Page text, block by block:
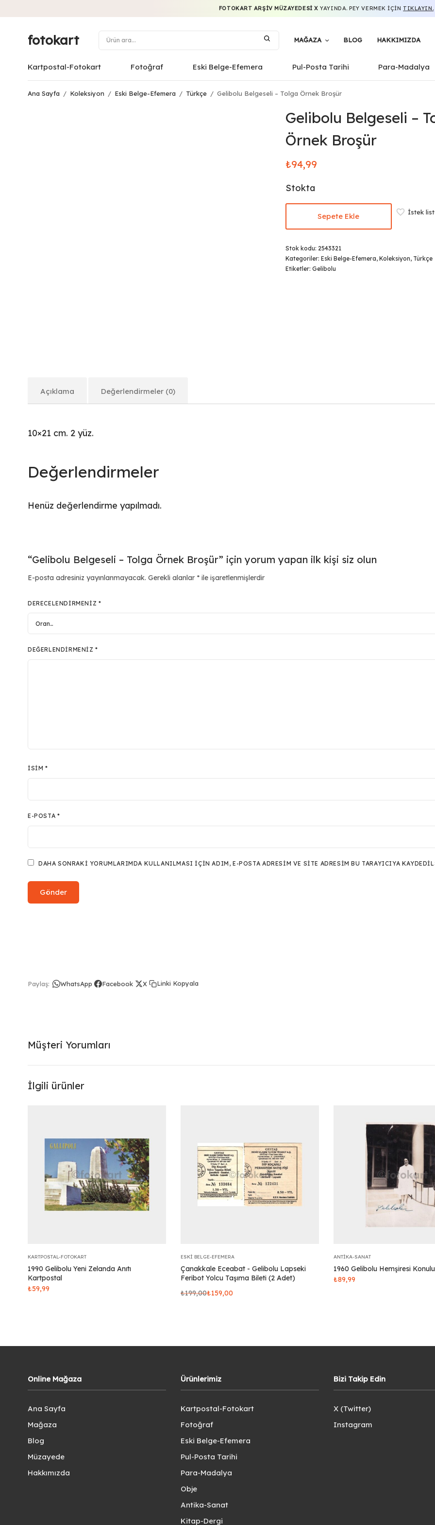
FOTOKART ARŞIV MÜZAYEDESI X YAYINDA. PEY VERMEK IÇIN TIKLAYIN.
fotokart MAĞAZA BLOG HAKKIMIZDA
Kartpostal-Fotokart Fotoğraf Eski Belge-Efemera Pul-Posta Tarihi Para-Madalya
Ana Sayfa / Koleksiyon / Eski Belge-Efemera / Türkçe / Gelibolu Belgeseli – Tolga Örnek Broşür
Gelibolu Belgeseli –
Örnek Broşür
₺94,99
Stokta
Sepete Ekle İstek
Stok kodu: 2543321
Kategoriler: Eski Belge-Efemera, Koleksiyon, Türkçe
Etiketler: Gelibolu
Açıklama Değerlendirmeler (0)
10×21 cm. 2 yüz.
Değerlendirmeler
Henüz değerlendirme yapılmadı.
“Gelibolu Belgeseli – Tolga Örnek Broşür” için yorum yapan ilk kişi siz olun
E-posta adresiniz yayınlanmayacak. Gerekli alanlar * ile işaretlenmişlerdir
DERECELENDIRMENIZ *
DEĞERLENDIRMENIZ*
İSIM*
E-POSTA *
DAHA SONRAKI YORUMLARIMDA KULLANILMASI IÇIN ADIM, E-POSTA ADRESIM VE SITE ADRESIM BU TARAYICIYA
Paylaş: WhatsApp Facebook X Linki Kopyala
Müşteri Yorumları
İlgili ürünler
KARTPOSTAL-FOTOKART
1990 Gelibolu Yeni Zelanda Anıtı
Kartpostal
₺59,99
ESKI BELGE-EFEMERA
Çanakkale Eceabat - Gelibolu Lapseki
Feribot Yolcu Taşıma Bileti (2 Adet)
₺199,00₺159,00
ANTIKA-SANAT
1960 Gelibolu Hemşiresi
₺89,99
Online Mağaza
Ana Sayfa
Mağaza
Blog
Müzayede
Hakkımızda
Ürünlerimiz
Kartpostal-Fotokart
Fotoğraf
Eski Belge-Efemera
Pul-Posta Tarihi
Para-Madalya
Obje
Antika-Sanat
Kitap-Dergi
Bizi Takip Edin
X (Twitter)
Instagram